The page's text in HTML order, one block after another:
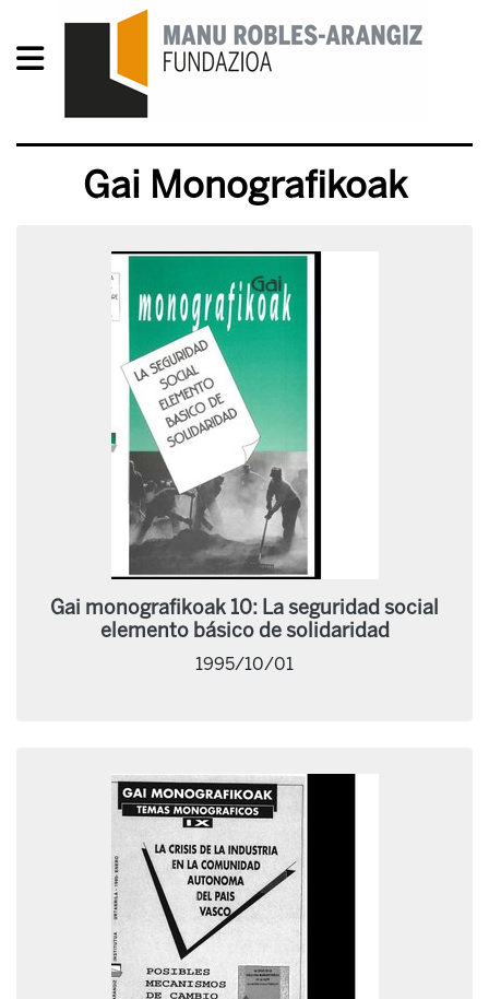
Gai Monografikoak
Gai monografikoak 10: La seguridad social
elemento básico de solidaridad
1995/10/01